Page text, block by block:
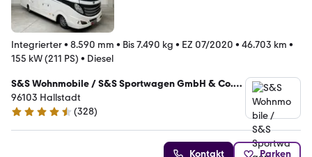
Integrierter• 8.590 mm • Bis 7.490 kg • EZ 07/2020 • 46.703 km •
155 kW (211 PS) • Diesel
S&S Wohnmobile / S&S Sportwagen GmbH & Co.
KG
96103 Hallstadt
4.7 Sterne
(328)
Kontakt Parken